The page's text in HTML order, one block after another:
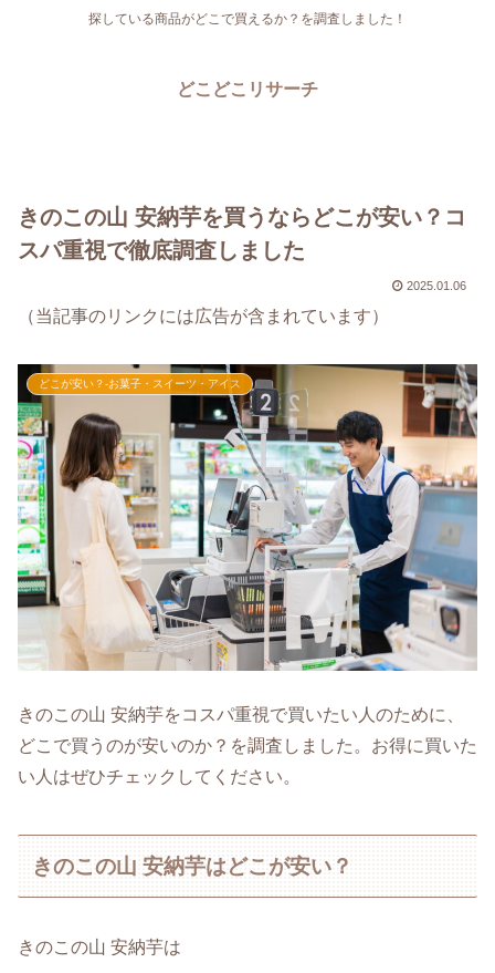
探している商品がどこで買えるか？を調査しました！
どこどこリサーチ
きのこの山 安納芋を買うならどこが安い？コ
スパ重視で徹底調査しました
2025.01.06
（当記事のリンクには広告が含まれています）
どこが安い？-お菓子・スイーツ・アイス
きのこの山 安納芋をコスパ重視で買いたい人のために、
どこで買うのが安いのか？を調査しました。お得に買いた
い人はぜひチェックしてください。
きのこの山 安納芋はどこが安い？
きのこの山 安納芋は